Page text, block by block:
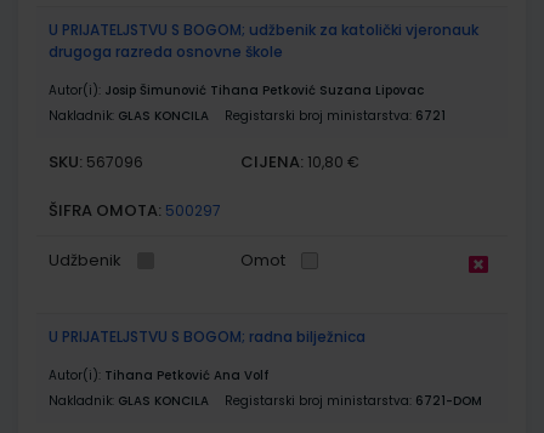
U PRIJATELJSTVU S BOGOM; udžbenik za katolički vjeronauk
drugoga razreda osnovne škole
Autor(i): Josip Šimunović Tihana Petković Suzana Lipovac
Nakladnik: GLAS KONCILA Registarski broj ministarstva: 6721
SKU: 567096 CIJENA: 10,80 €
ŠIFRA OMOTA: 500297
Udžbenik Omot
U PRIJATELJSTVU S BOGOM; radna bilježnica
Autor(i): Tihana Petković Ana Volf
Nakladnik: GLAS KONCILA Registarski broj ministarstva: 6721-DOM